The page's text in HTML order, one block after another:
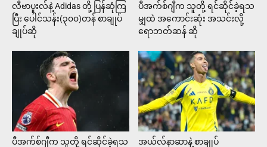
လီဗာပူးလ်နဲ့ Adidas တို့ ပြန်ဆုံကြ
ပြီး ပေါင်သန်း(၃၀၀)တန် စာချုပ်
ချုပ်ဆို
ပီအက်စ်ဂျီက သူတို့ ရင်ဆိုင်ခဲ့ရသ
မျှထဲ အကောင်းဆုံး အသင်းလို့
ရောဘတ်ဆန် ဆို
ပီအက်စ်ဂျီက သူတို့ ရင်ဆိုင်ခဲ့ရသ
အယ်လ်နာဆာနဲ့ စာချုပ်